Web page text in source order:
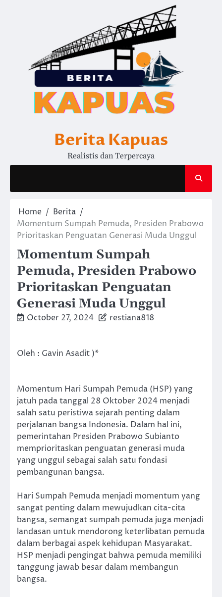
Berita Kapuas
Realistis dan Terpercaya
Home
Berita
Momentum Sumpah Pemuda, Presiden Prabowo
Prioritaskan Penguatan Generasi Muda Unggul
Momentum Sumpah
Pemuda, Presiden Prabowo
Prioritaskan Penguatan
Generasi Muda Unggul
October 27, 2024 restiana818
Oleh : Gavin Asadit )*
Momentum Hari Sumpah Pemuda (HSP) yang
jatuh pada tanggal 28 Oktober 2024 menjadi
salah satu peristiwa sejarah penting dalam
perjalanan bangsa Indonesia. Dalam hal ini,
pemerintahan Presiden Prabowo Subianto
memprioritaskan penguatan generasi muda
yang unggul sebagai salah satu fondasi
pembangunan bangsa.
Hari Sumpah Pemuda menjadi momentum yang
sangat penting dalam mewujudkan cita-cita
bangsa, semangat sumpah pemuda juga menjadi
landasan untuk mendorong keterlibatan pemuda
dalam berbagai aspek kehidupan Masyarakat.
HSP menjadi pengingat bahwa pemuda memiliki
tanggung jawab besar dalam membangun
bangsa.